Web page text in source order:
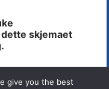
give you the best
skjemaet